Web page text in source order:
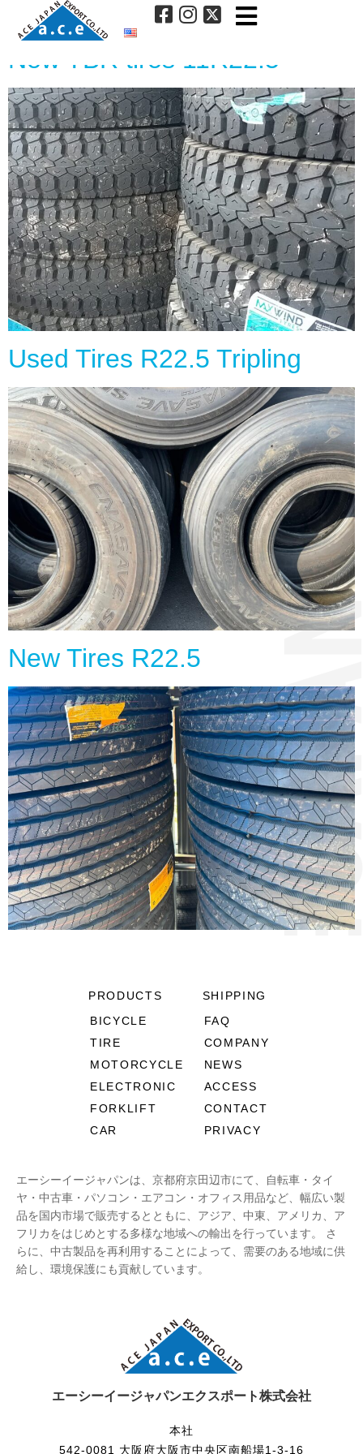
タイヤサイズ:22.5inch
New TBR tires 11R22.5
Used Tires R22.5 Tripling
New Tires R22.5
PRODUCTS
BICYCLE
TIRE
MOTORCYCLE
ELECTRONIC
FORKLIFT
CAR
SHIPPING
FAQ
COMPANY
NEWS
ACCESS
CONTACT
PRIVACY
エーシーイージャパンは、京都府京田辺市にて、自転車・タイ
ヤ・中古車・パソコン・エアコン・オフィス用品など、幅広い製
品を国内市場で販売するとともに、アジア、中東、アメリカ、ア
フリカをはじめとする多様な地域への輸出を行っています。 さ
らに、中古製品を再利用することによって、需要のある地域に供
給し、環境保護にも貢献しています。
エーシーイージャパンエクスポート株式会社
本社
542-0081 大阪府大阪市中央区南船場1-3-16